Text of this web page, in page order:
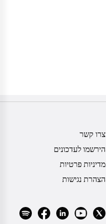
צרו קשר
הירשמו לעדכונים
מדיניות פרטיות
הצהרת נגישות